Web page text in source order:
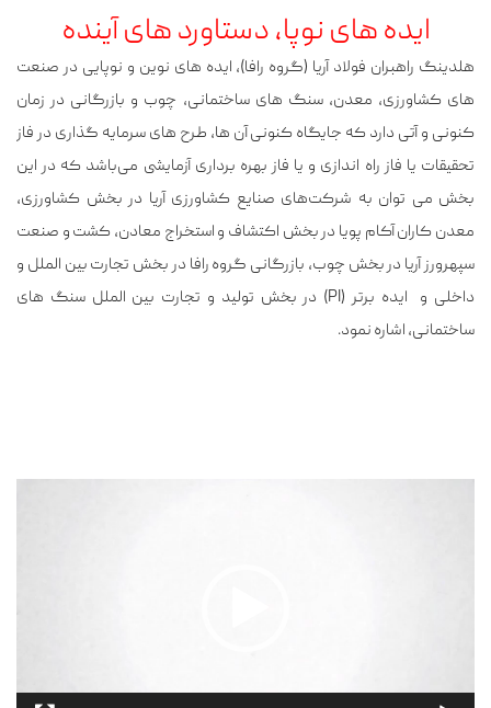
ایده های نوپا، دستاورد های آینده
هلدینگ راهبران فولاد آریا (گروه رافا)، ایده های نوین و نوپایی در صنعت
های کشاورزی، معدن، سنگ های ساختمانی، چوب و بازرگانی در زمان
کنونی و آتی دارد که جایگاه کنونی آن ها، طرح های سرمایه گذاری در فاز
تحقیقات یا فاز راه اندازی و یا فاز بهره برداری آزمایشی می‌باشد که در این
بخش می توان به شرکت‌های صنایع کشاورزی آریا در بخش کشاورزی،
معدن کاران آکام پویا در بخش اکتشاف و استخراج معادن، کشت و صنعت
سپهرورز آریا در بخش چوب، بازرگانی گروه رافا در بخش تجارت بین الملل و
داخلی و ایده برتر (PI) در بخش تولید و تجارت بین الملل سنگ های
ساختمانی، اشاره نمود.